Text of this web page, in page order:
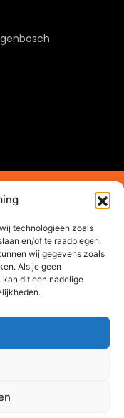
technologieën zoals
en/of te raadplegen.
wij gegevens zoals
Als je geen
dit een nadelige